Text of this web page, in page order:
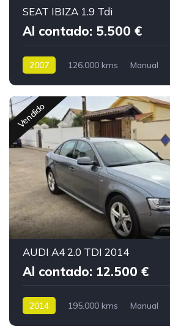
SEAT IBIZA 1.9 Tdi
Al contado: 5.500 €
2007 126.000 kms Manual
Vendido
AUDI A4 2.0 TDI 2014
Al contado: 12.500 €
2014 195.000 kms Manual